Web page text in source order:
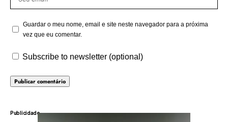
Publicidade
Guardar o meu nome, email e site neste navegador para a próxima
vez que eu comentar.
Subscribe to newsletter (optional)